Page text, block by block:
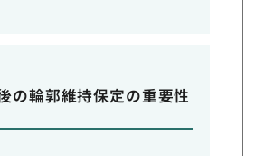
の輪郭維持保定の重要性